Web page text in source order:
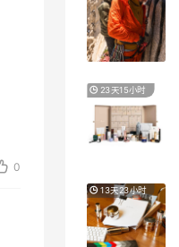
0
23天15小时
13天23小时